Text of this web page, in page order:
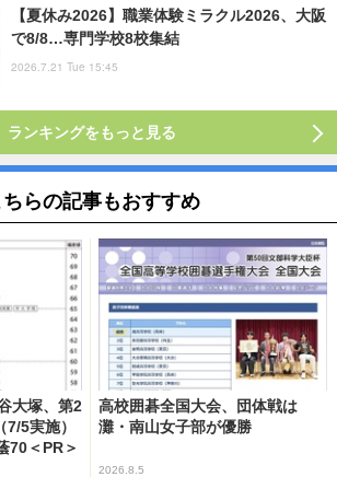
【夏休み2026】職業体験ミラクル2026、大阪
で8/8…専門学校8校集結
2026.7.21 Tue 15:45
ランキングをもっと見る
ちらの記事もおすすめ
大塚、第2
5実施）
70＜PR＞
高校囲碁全国大会、団体戦は
灘・南山女子部が優勝
2026.8.5